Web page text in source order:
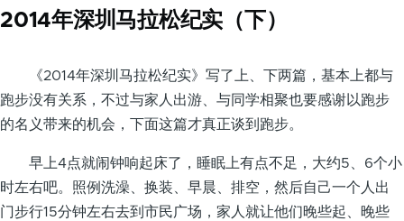
2014年深圳马拉松纪实（下）
《2014年深圳马拉松纪实》写了上、下两篇，基本上都与
跑步没有关系，不过与家人出游、与同学相聚也要感谢以跑步
的名义带来的机会，下面这篇才真正谈到跑步。
早上4点就闹钟响起床了，睡眠上有点不足，大约5、6个小
时左右吧。照例洗澡、换装、早晨、排空，然后自己一个人出
门步行15分钟左右去到市民广场，家人就让他们晚些起、晚些